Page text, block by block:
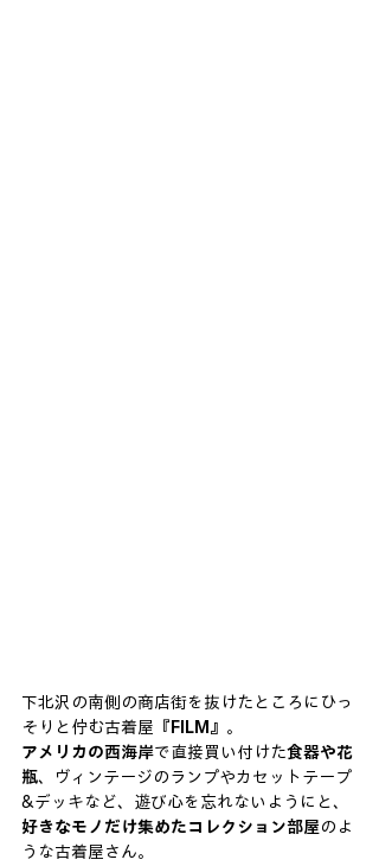
下北沢の南側の商店街を抜けたところにひっ
そりと佇む古着屋『 FILM 』。
アメリカの西海岸で直接買い付けた食器や花
瓶、ヴィンテージのランプやカセットテープ
&デッキなど、遊び心を忘れないようにと、
好きなモノだけ集めたコレクション部屋 のよ
うな古着屋さん。